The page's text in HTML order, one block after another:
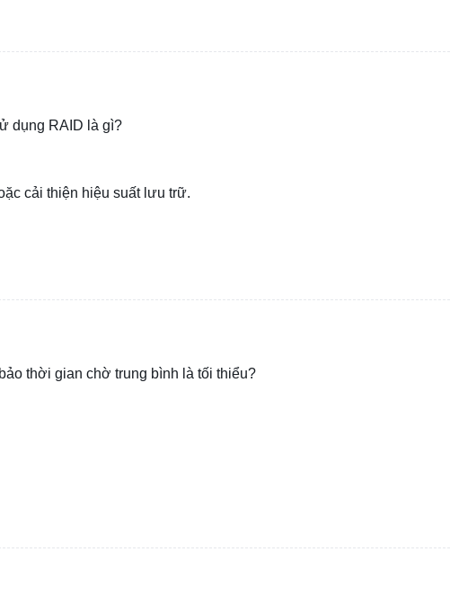
dụng RAID là gì?
cải thiện hiệu suất lưu trữ.
thời gian chờ trung bình là tối thiểu?